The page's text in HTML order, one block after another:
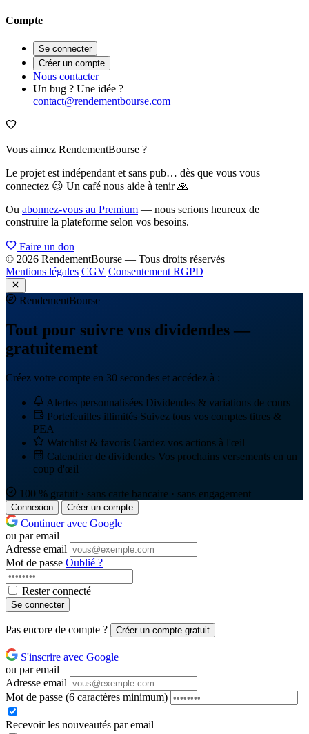
Compte
Se connecter
Créer un compte
Nous contacter
Un bug ? Une idée ?
contact@rendementbourse.com
Vous aimez RendementBourse ?
Le projet est indépendant et sans pub… dès que vous vous
connectez 😉 Un café nous aide à tenir 🙏
Ou abonnez-vous au Premium — nous serions heureux de
construire la plateforme selon vos besoins.
Faire un don
© 2026 RendementBourse — Tous droits réservés
Mentions légales CGV Consentement RGPD
RendementBourse
Tout pour suivre vos dividendes —
gratuitement
Créez votre compte en 30 secondes et accédez à :
Alertes personnalisées Dividendes & variations de cours
Portefeuilles illimités Suivez tous vos comptes titres &
PEA
Watchlist & favoris Gardez vos actions à l'œil
Calendrier de dividendes Vos prochains versements en un
coup d'œil
100 % gratuit · sans carte bancaire · sans engagement
Connexion Créer un compte
Continuer avec Google
ou par email
Adresse email
Mot de passe Oublié ?
Rester connecté
Se connecter
Pas encore de compte ? Créer un compte gratuit
S'inscrire avec Google
ou par email
Adresse email
Mot de passe (6 caractères minimum)
Recevoir les nouveautés par email